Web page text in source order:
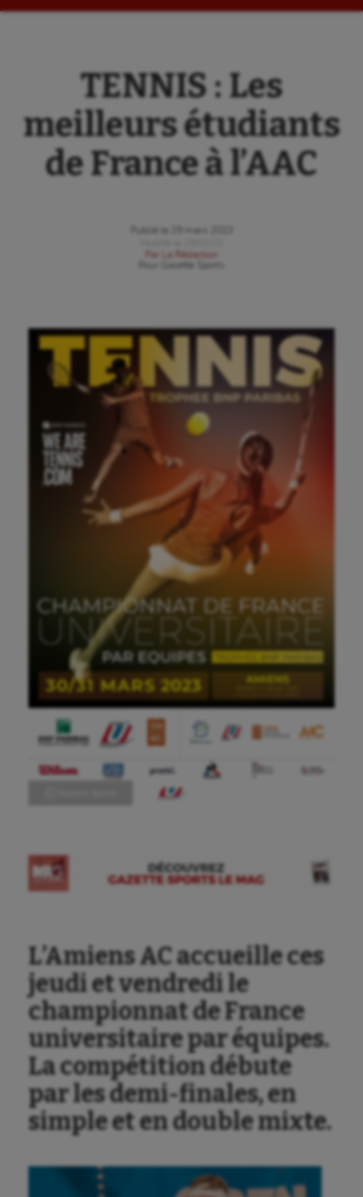
TENNIS : Les
meilleurs étudiants
de France à l’AAC
Publié le
29 mars 2023
Par
La Rédaction
Gazette Sports
L’Amiens AC accueille ces
jeudi et vendredi le
championnat de France
universitaire par équipes.
La compétition débute
par les demi-finales, en
simple et en double mixte.